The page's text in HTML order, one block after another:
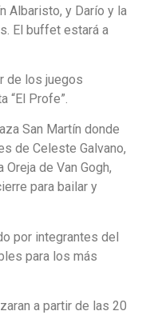
Albaristo, y Darío y la
El buffet estará a
de los juegos
“El Profe”.
San Martín donde
de Celeste Galvano,
Oreja de Van Gogh,
para bailar y
por integrantes del
para los más
a partir de las 20